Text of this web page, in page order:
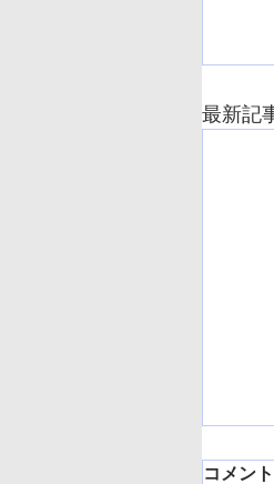
最新記
コメント